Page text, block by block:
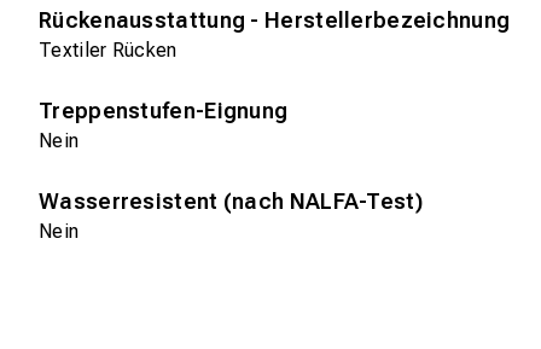
Rückenausstattung - Herstellerbezeichnung
Textiler Rücken
Treppenstufen-Eignung
Nein
Wasserresistent (nach NALFA-Test)
Nein